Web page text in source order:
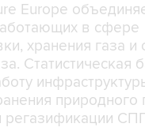
Europe
в сфере
хранения газа
Статистическая
природного
регазификации